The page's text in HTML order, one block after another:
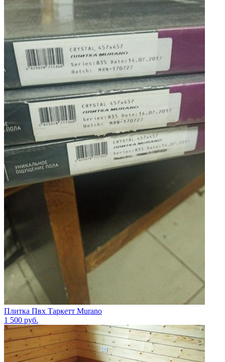
Плитка Пвх Таркетт Murano
1 500 руб.